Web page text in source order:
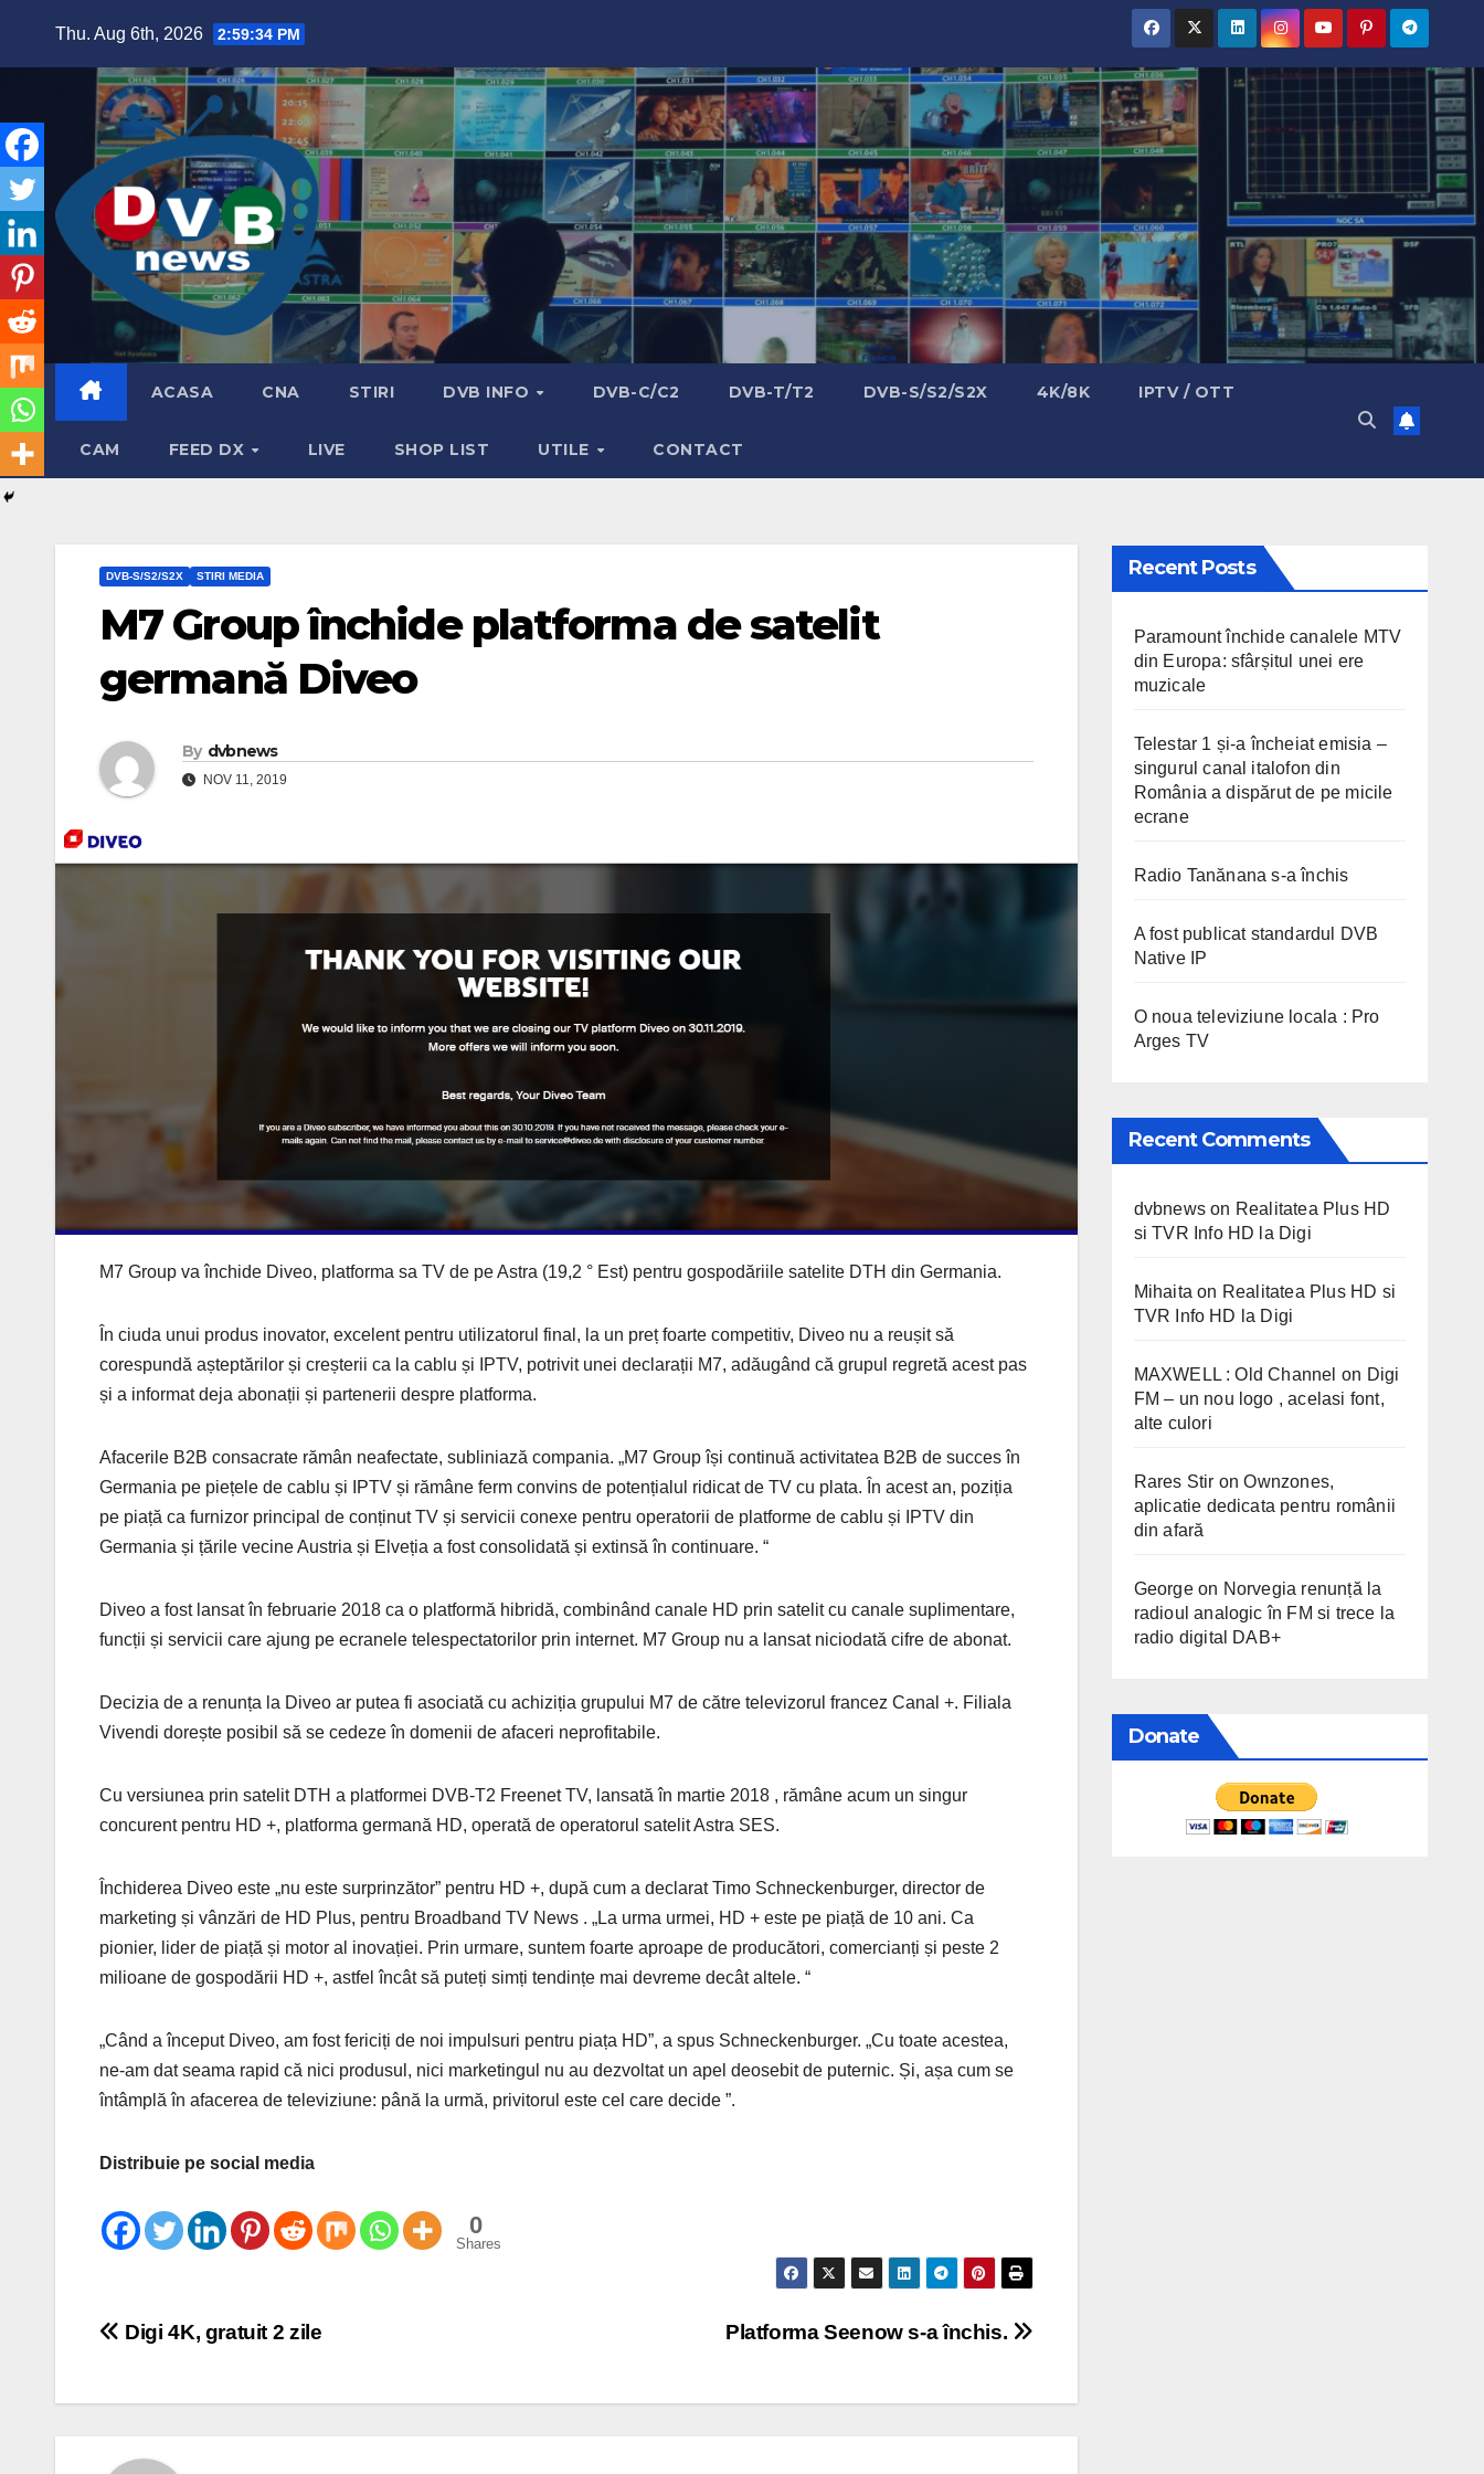
Thu. Aug 6th, 2026 2:59:35 PM
ACASA CNA STIRI DVB INFO DVB-C/C2 DVB-T/T2 DVB-S/S2/S2X 4K/8K IPTV / OTT
CAM FEED DX LIVE SHOP LIST UTILE CONTACT
DVB-S/S2/S2X STIRI MEDIA
M7 Group închide platforma de satelit
germană Diveo
By dvbnews
NOV 11, 2019
M7 Group va închide Diveo, platforma sa TV de pe Astra (19,2 ° Est) pentru gospodăriile satelite DTH din Germania.
În ciuda unui produs inovator, excelent pentru utilizatorul final, la un preț foarte competitiv, Diveo nu a reușit să
corespundă așteptărilor și creșterii ca la cablu și IPTV, potrivit unei declarații M7, adăugând că grupul regretă acest pas
și a informat deja abonații și partenerii despre platforma.
Afacerile B2B consacrate rămân neafectate, subliniază compania. „M7 Group își continuă activitatea B2B de succes în
Germania pe piețele de cablu și IPTV și rămâne ferm convins de potențialul ridicat de TV cu plata. În acest an, poziția
pe piață ca furnizor principal de conținut TV și servicii conexe pentru operatorii de platforme de cablu și IPTV din
Germania și țările vecine Austria și Elveția a fost consolidată și extinsă în continuare. “
Diveo a fost lansat în februarie 2018 ca o platformă hibridă, combinând canale HD prin satelit cu canale suplimentare,
funcții și servicii care ajung pe ecranele telespectatorilor prin internet. M7 Group nu a lansat niciodată cifre de abonat.
Decizia de a renunța la Diveo ar putea fi asociată cu achiziția grupului M7 de către televizorul francez Canal +. Filiala
Vivendi dorește posibil să se cedeze în domenii de afaceri neprofitabile.
Cu versiunea prin satelit DTH a platformei DVB-T2 Freenet TV, lansată în martie 2018 , rămâne acum un singur
concurent pentru HD +, platforma germană HD, operată de operatorul satelit Astra SES.
Închiderea Diveo este „nu este surprinzător” pentru HD +, după cum a declarat Timo Schneckenburger, director de
marketing și vânzări de HD Plus, pentru Broadband TV News . „La urma urmei, HD + este pe piață de 10 ani. Ca
pionier, lider de piață și motor al inovației. Prin urmare, suntem foarte aproape de producători, comercianți și peste 2
milioane de gospodării HD +, astfel încât să puteți simți tendințe mai devreme decât altele. “
„Când a început Diveo, am fost fericiți de noi impulsuri pentru piața HD”, a spus Schneckenburger. „Cu toate acestea,
ne-am dat seama rapid că nici produsul, nici marketingul nu au dezvoltat un apel deosebit de puternic. Și, așa cum se
întâmplă în afacerea de televiziune: până la urmă, privitorul este cel care decide ”.
Distribuie pe social media
0
Shares
Post
Platforma Seenow s-a închis.
Digi 4K, gratuit 2 zile
Recent Posts
Paramount închide canalele MTV
din Europa: sfârșitul unei ere
muzicale
Telestar 1 și-a încheiat emisia –
singurul canal italofon din
România a dispărut de pe micile
ecrane
Radio Tanănana s-a închis
A fost publicat standardul DVB
Native IP
O noua televiziune locala : Pro
Arges TV
Recent Comments
dvbnewson Realitatea Plus HD
si TVR Info HD la Digi
Mihaita on Realitatea Plus HD si
TVR Info HD la Digi
MAXWELL : Old Channel on Digi
FM – un nou logo , acelasi font,
alte culori
Rares Stir onOwnzones,
aplicatie dedicata pentru românii
din afară
Georgeon Norvegia renunță la
radioul analogic în FM si trece la
radio digital DAB+
Donate